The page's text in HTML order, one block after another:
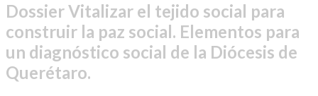
Dossier Vitalizar el tejido social para
construir la paz social. Elementos para
un diagnóstico social de la Diócesis de
Querétaro.